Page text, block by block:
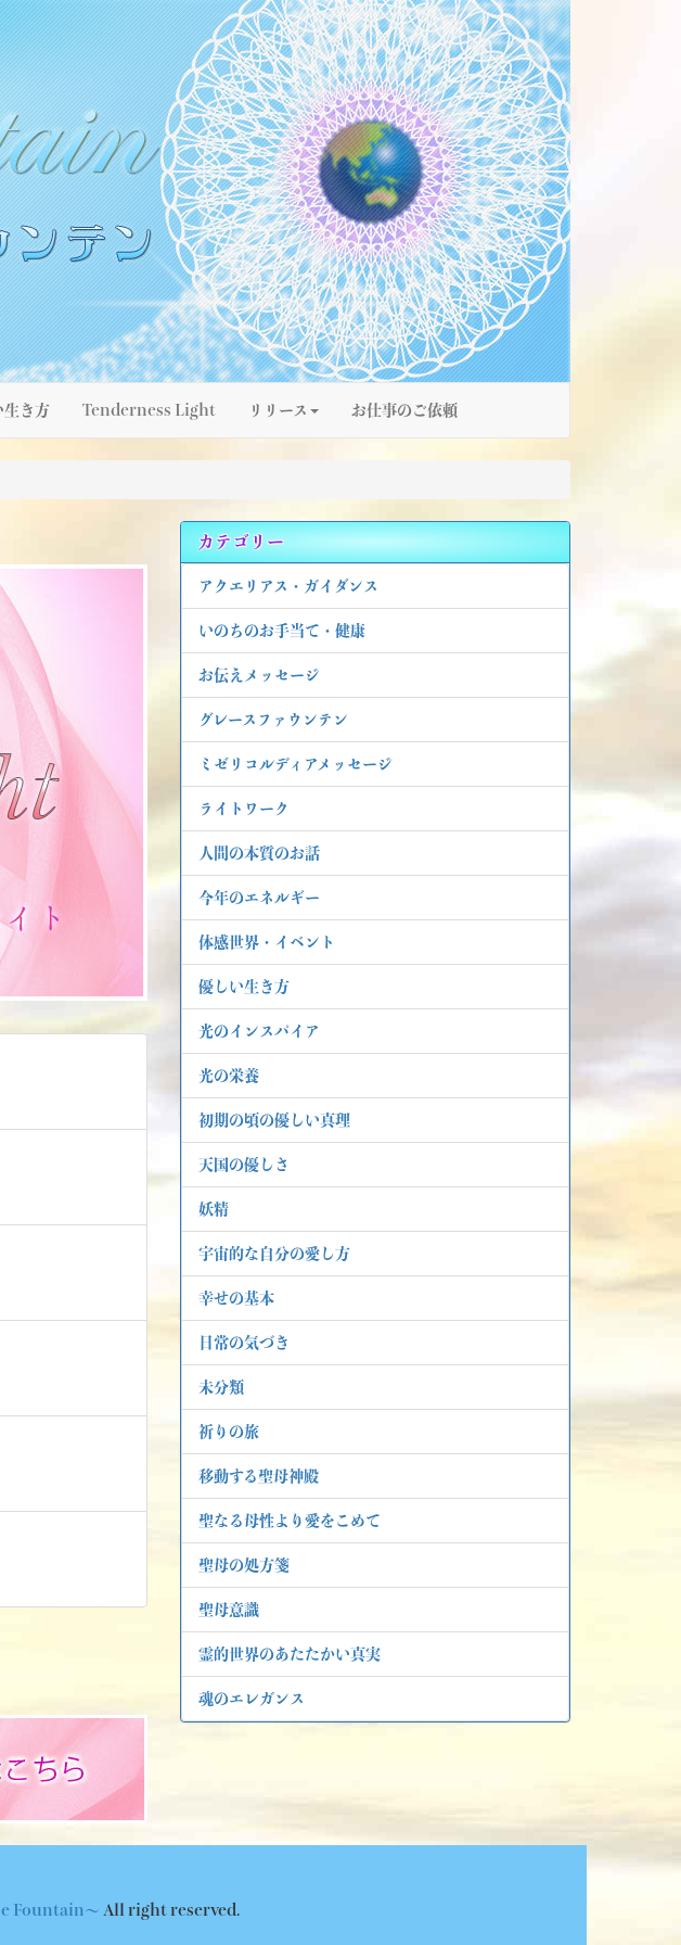
生き方 Tenderness Light リリース お仕事のご依頼
カテゴリー
アクエリアス・ガイダンス
いのちのお手当て・健康
お伝えメッセージ
グレースファウンテン
ミゼリコルディアメッセージ
ライトワーク
人間の本質のお話
今年のエネルギー
体感世界・イベント
優しい生き方
光のインスパイア
光の栄養
初期の頃の優しい真理
天国の優しさ
妖精
宇宙的な自分の愛し方
幸せの基本
日常の気づき
未分類
祈りの旅
移動する聖母神殿
聖なる母性より愛をこめて
聖母の処方箋
聖母意識
霊的世界のあたたかい真実
魂のエレガンス
Fountain～ All right reserved.